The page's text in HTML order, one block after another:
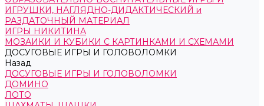
ИГРУШКИ, НАГЛЯДНО-ДИДАКТИЧЕСКИЙ и
РАЗДАТОЧНЫЙ МАТЕРИАЛ
ИГРЫ НИКИТИНА
МОЗАИКИ И КУБИКИ С КАРТИНКАМИ И СХЕМАМИ
ДОСУГОВЫЕ ИГРЫ И ГОЛОВОЛОМКИ
Назад
ДОСУГОВЫЕ ИГРЫ И ГОЛОВОЛОМКИ
ДОМИНО
ЛОТО